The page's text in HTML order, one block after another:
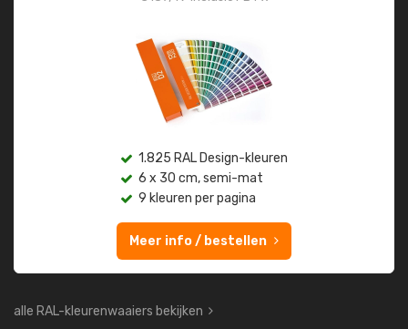
1.825 RAL Design-kleuren
6 x 30 cm, semi-mat
9 kleuren per pagina
Meer info / bestellen
alle RAL-kleurenwaaiers bekijken